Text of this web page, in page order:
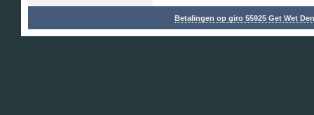
Betalingen op giro 55925 Get Wet